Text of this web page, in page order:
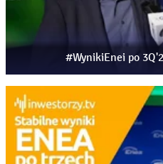
dotacje unijne oraz
finansowych, 27:41 –
#WynikiEnei po